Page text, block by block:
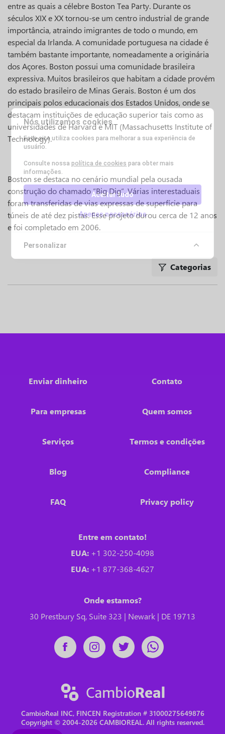
entre as quais a célebre Boston Tea Party. Durante os
séculos XIX e XX tornou-se um centro industrial de grande
importância, atraindo imigrantes de todo o mundo, em
especial da Irlanda. A comunidade portuguesa na cidade é
também bastante importante, nomeadamente a originária
dos Açores. Boston possui uma comunidade brasileira
expressiva. Muitos brasileiros que habitam a cidade provém
do estado brasileiro de Minas Gerais. Boston é um dos
principais polos educacionais dos Estados Unidos, onde se
destacam instituições de educação superior tais como as
universidades de Harvard e MIT (Massachusetts Institute of
Technology).
Boston se destaca no cenário mundial pela ousada
construção do chamado “Big Dig“. Várias interestaduais
foram transferidas de vias expressas de superfície para
túneis de até dez pistas. Esse projeto durou cerca de 12 anos
e foi completado em 2006.
Categorias
Enviar dinheiro
Para empresas
Serviços
Blog
FAQ
Contato
Quem somos
Termos e condições
Compliance
Privacy policy
Entre em contato!
EUA: +1 302-250-4098
EUA: +1 877-368-4627
Onde estamos?
30 Prestbury Sq, Suite 323 | Newark | DE 19713
CambioReal INC, FINCEN Registration # 31000275649876
Copyright © 2004-2026 CAMBIOREAL. All rights reserved.
Nós utilizamos cookies
Este site utiliza cookies para melhorar a sua experiência de
usuário.
Consulte nossapolítica de cookies para obter mais
informações.
Aceitar tudo
Apenas necessários
Personalizar